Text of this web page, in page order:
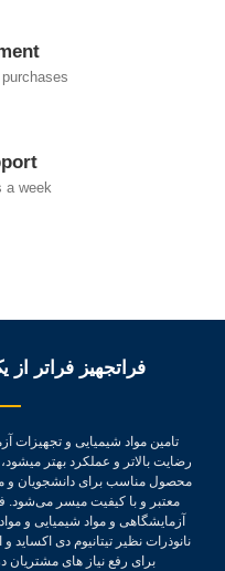
a week
فراتجهیز فراتر
تامین مواد شیمیایی و تجهیزات
رضایت بالاتر و عملکرد بهتر
محصول مناسب برای دانشجویان و
معتبر و با کیفیت میسر می‌شود.
نانوذرات نظیر تیتانیوم دی
برای رفع نیاز های مشتریان